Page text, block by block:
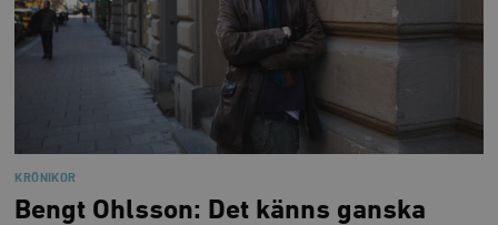
KRÖNIKOR
Bengt Ohlsson: Det känns ganska